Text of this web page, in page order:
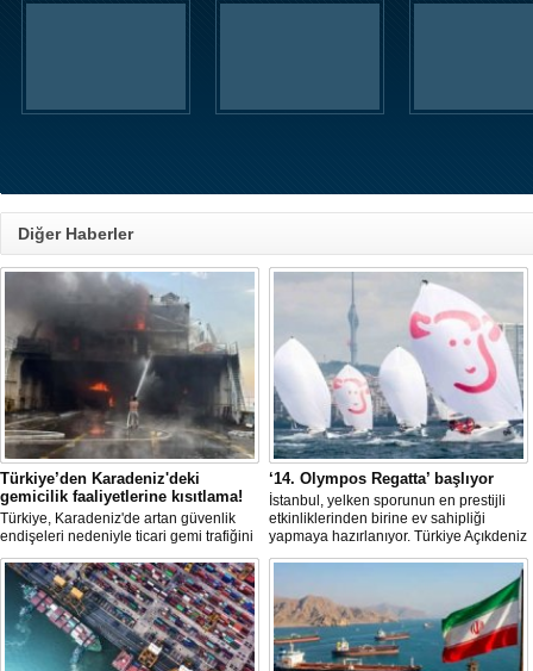
Diğer Haberler
Türkiye’den Karadeniz'deki
gemicilik faaliyetlerine kısıtlama!
Türkiye, Karadeniz'de artan güvenlik
endişeleri nedeniyle ticari gemi trafiğini
kısıtlamaya başladı. Bu durum,
bölgedeki gıda güvenliğini tehdit ediyor.
‘14. Olympos Regatta’ başlıyor
İstanbul, yelken sporunun en prestijli
etkinliklerinden birine ev sahipliği
yapmaya hazırlanıyor. Türkiye Açıkdeniz
Yarış Kulübü (TAYK), Türkiye Yelken
birliğiyle hayata geçirilecek olan 14.
TAYK - Eker Olympos Regatta, 7
Ağustos'ta start alacak ve 16 Ağustos'a
kadar deniz tutkunlarını bir araya
getirecek. "Rüzgâ